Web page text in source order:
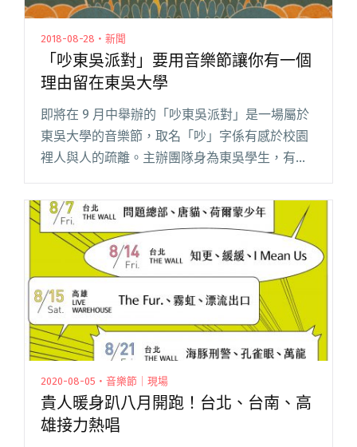
2018-08-28・新聞
「吵東吳派對」要用音樂節讓你有一個
理由留在東吳大學
即將在 9 月中舉辦的「吵東吳派對」是一場屬於
東吳大學的音樂節，取名「吵」字係有感於校園
裡人與人的疏離。主辦團隊身為東吳學生，有鑒
於東吳是一所校地不大的大學，校園公共空間太
少，學生對校園的疏離反映在社團參與衰退、對
公共事務冷感上。對大部份的閱讀全文 "「吵東
吳派對」要用音樂節讓你有一個理由留在東吳大
2020-08-05・音樂節｜現場
貴人暖身趴八月開跑！台北、台南、高
雄接力熱唱